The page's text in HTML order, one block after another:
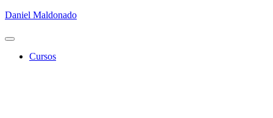
Daniel Maldonado
Cambiar
Cursos